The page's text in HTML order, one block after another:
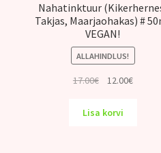
Nahatinktuur
Takjas, Maarjaohakas) #
VEGAN!
ALLAHINDLUS!
17.00€
Algne
oli:
12.00€
Lisa korvi